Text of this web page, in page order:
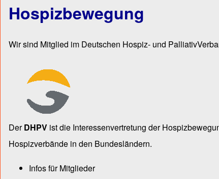
Hospizbewegung
Wir sind Mitglied im Deutschen Hospiz- und
DerDHPV ist die Inter­essen­ver­tre­tung der
Hospiz­verbände in den Bun­des­län­dern.
Infos für Mitglieder